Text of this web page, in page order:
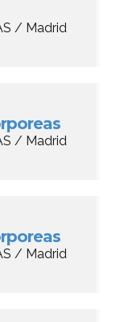
/ Madrid
/ Madrid
/ Madrid